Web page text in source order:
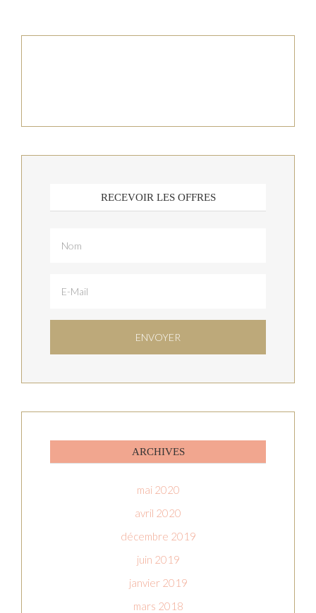
RECEVOIR LES OFFRES
ARCHIVES
mai 2020
avril 2020
décembre 2019
juin 2019
janvier 2019
mars 2018